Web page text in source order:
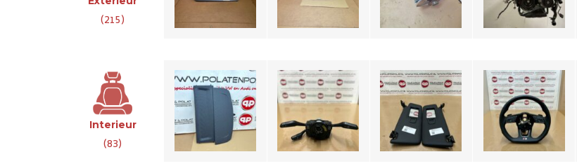
(215)
Interieur
(83)
hoedenplak
+ Sleepring 4M0907129GT
€180,-
8W0857552AL
€120,-
8W0419091DH
€445,-
20 inch Originele
A5 F5 velgen met
banden
€1595,-
19 Inch Audi A5
S5 S-Line Set
Velgen Met
Banden
19 Inch Audi A5
F5 Set Velgen
8W0601025AN
€1950,-
20 inch RS5 F5
Velgen + Banden
8W0601025DT
€2995,-